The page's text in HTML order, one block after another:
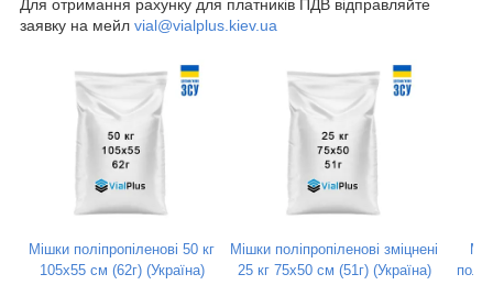
Для отримання рахунку для платників ПДВ відправляйте
заявку на мейл vial@vialplus.kiev.ua
Мішки поліпропіленові 50 кг
105х55 см (62г) (Україна)
Мішки поліпропіленові зміцнені
25 кг 75х50 см (51г) (Україна)